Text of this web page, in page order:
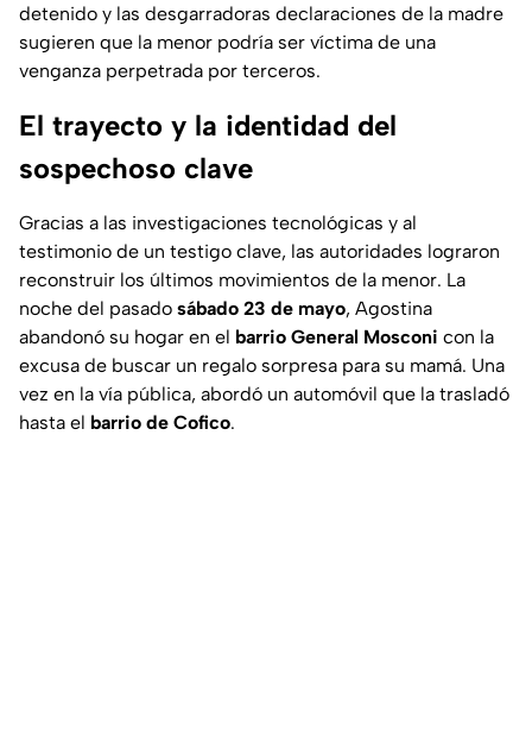
detenido y las desgarradoras declaraciones de la madre
sugieren que la menor podría ser víctima de una
venganza perpetrada por terceros.
El trayecto y la identidad del
sospechoso clave
Gracias a las investigaciones tecnológicas y al
testimonio de un testigo clave, las autoridades lograron
reconstruir los últimos movimientos de la menor. La
noche del pasado sábado 23 de mayo, Agostina
abandonó su hogar en el barrio General Mosconi con la
excusa de buscar un regalo sorpresa para su mamá. Una
vez en la vía pública, abordó un automóvil que la trasladó
hasta el barrio de Cofico.